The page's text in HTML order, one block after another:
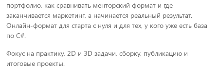
портфолио, как сравнивать менторский формат и где
заканчивается маркетинг, а начинается реальный результат.
Онлайн-формат для старта с нуля и для тех, у кого уже есть база
по C#.
Фокус на практику, 2D и 3D задачи, сборку, публикацию и
итоговые проекты.